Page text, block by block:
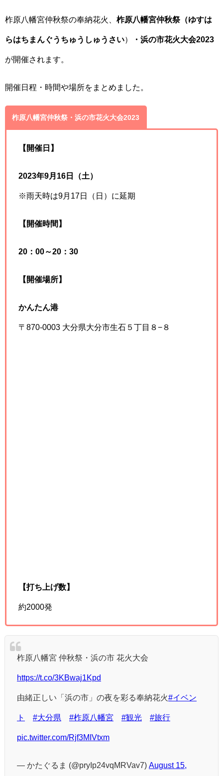
柞原八幡宮仲秋祭の奉納花火、 柞原八幡宮仲秋祭（ゆすは
らはちまんぐうちゅうしゅうさい） ・浜の市花火大会2023
が開催されます。
開催日程・時間や場所をまとめました。
柞原八幡宮仲秋祭・浜の市花火大会2023
【開催日】
2023年9月16日（土）
※雨天時は9月17日（日）に延期
【開催時間】
20：00～20：30
【開催場所】
かんたん港
〒870-0003 大分県大分市生石５丁目８−８
【打ち上げ数】
約2000発
柞原八幡宮 仲秋祭・浜の市 花火大会
https://t.co/3KBwaj1Kpd
由緒正しい「浜の市」の夜を彩る奉納花火#イベン
ト #大分県 #柞原八幡宮 #観光 #旅行
pic.twitter.com/Rjf3MIVtxm
— かたぐるま (@pryIp24vqMRVav7) August 15,